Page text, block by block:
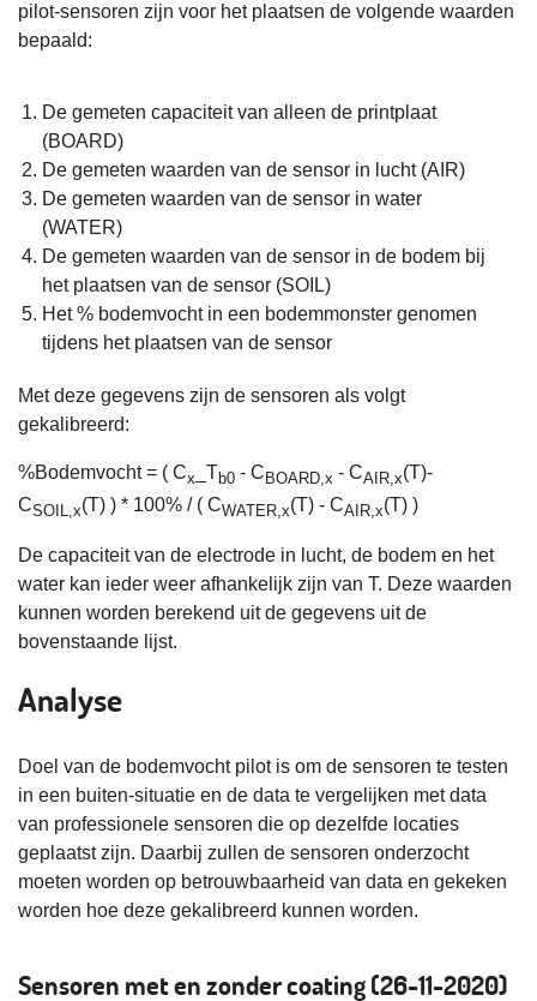
pilot-sensoren zijn voor het plaatsen de volgende waarden
bepaald:
De gemeten capaciteit van alleen de printplaat
(BOARD)
De gemeten waarden van de sensor in lucht (AIR)
De gemeten waarden van de sensor in water
(WATER)
De gemeten waarden van de sensor in de bodem bij
het plaatsen van de sensor (SOIL)
Het % bodemvocht in een bodemmonster genomen
tijdens het plaatsen van de sensor
Met deze gegevens zijn de sensoren als volgt
gekalibreerd:
%Bodemvocht = ( Cx _Tb0 - C BOARD,x - CAIR,x(T)-
CSOIL,x(T) ) * 100% / ( CWATER,x(T) - CAIR,x(T) )
De capaciteit van de electrode in lucht, de bodem en het
water kan ieder weer afhankelijk zijn van T. Deze waarden
kunnen worden berekend uit de gegevens uit de
bovenstaande lijst.
Analyse
Doel van de bodemvocht pilot is om de sensoren te testen
in een buiten-situatie en de data te vergelijken met data
van professionele sensoren die op dezelfde locaties
geplaatst zijn. Daarbij zullen de sensoren onderzocht
moeten worden op betrouwbaarheid van data en gekeken
worden hoe deze gekalibreerd kunnen worden.
Sensoren met en zonder coating (26-11-2020)